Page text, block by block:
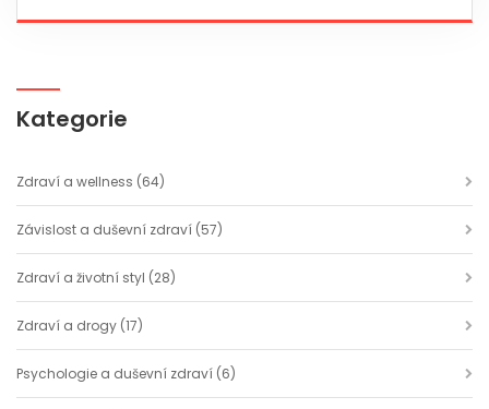
Kategorie
Zdraví a wellness (64)
Závislost a duševní zdraví (57)
Zdraví a životní styl (28)
Zdraví a drogy (17)
Psychologie a duševní zdraví (6)